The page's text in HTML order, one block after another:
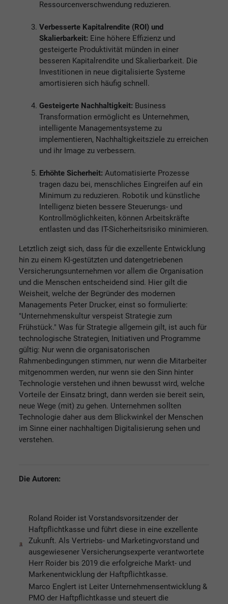
Ressourcenverschwendung reduzieren.
Verbesserte Kapitalrendite (ROI) und
Skalierbarkeit: Eine höhere Effizienz und
gesteigerte Produktivität münden in einer
besseren Kapitalrendite und Skalierbarkeit. Die
Investitionen in neue digitalisierte Systeme
amortisieren sich häufig schnell.
Gesteigerte Nachhaltigkeit: Business
Transformation ermöglicht es Unternehmen,
intelligente Managementsysteme zu
implementieren, Nachhaltigkeitsziele zu erreichen
und ihr Image zu verbessern.
Erhöhte Sicherheit: Automatisierte Prozesse
tragen dazu bei, menschliches Eingreifen auf ein
Minimum zu reduzieren. Robotik und künstliche
Intelligenz bieten bessere Steuerungs- und
Kontrollmöglichkeiten, können Arbeitskräfte
entlasten und das IT-Sicherheitsrisiko minimieren.
Letztlich zeigt sich, dass für die exzellente Entwicklung
hin zu einem KI-gestützten und datengetriebenen
Versicherungsunternehmen vor allem die Organisation
und die Menschen entscheidend sind. Hier gilt die
Weisheit, welche der Begründer des modernen
Managements Peter Drucker, einst so formulierte:
"Unternehmenskultur verspeist Strategie zum
Frühstück." Was für Strategie allgemein gilt, ist auch für
technologische Strategien, Initiativen und Programme
gültig: Nur wenn die organisatorischen
Rahmenbedingungen stimmen, nur wenn die Mitarbeiter
mitgenommen werden, nur wenn sie den Sinn hinter
Technologie verstehen und ihnen bewusst wird, welche
Vorteile der Einsatz bringt, dann werden sie bereit sein,
neue Wege (mit) zu gehen. Unternehmen sollten
Technologie daher aus dem Blickwinkel der Menschen
im Sinne einer nachhaltigen Digitalisierung sehen und
verstehen.
Die Autoren:
Roland Roider ist Vorstandsvorsitzender der
Haftpflichtkasse und führt diese in eine exzellente
Zukunft. Als Vertriebs- und Marketingvorstand und
ausgewiesener Versicherungsexperte verantwortete
Herr Roider bis 2019 die erfolgreiche Markt- und
Markenentwicklung der Haftpflichtkasse.
Marco Englert ist Leiter Unternehmensentwicklung &
PMO der Haftpflichtkasse und steuert die